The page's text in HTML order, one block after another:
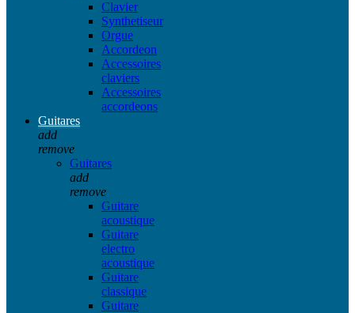
Clavier
Synthetiseur
Orgue
Accordeon
Accessoires
claviers
Accessoires
accordeons
Guitares
add
remove
Guitares
add
remove
Guitare
acoustique
Guitare
electro
acoustique
Guitare
classique
Guitare